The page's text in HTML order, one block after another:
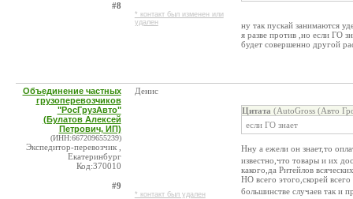
#8
* контакт был изменен или
удален
ну так пускай занимаются
я разве против ,но если ГО
будет совершенно другой
Объединение частных
грузоперевозчиков
"РосГрузАвто"
(Булатов Алексей
Петрович, ИП)
(ИНН:667209655239)
Экспедитор-перевозчик ,
Екатеринбург
Код:370010
#9
Денис
* контакт был удален
Цитата (AutoGross (Авто
если ГО знает
Нну а ежели он знает,то
известно,что товары и их
какого,да Ритейлов
НО всего этого,скорей
большинстве случаев так и